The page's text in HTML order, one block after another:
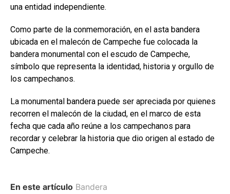
una entidad independiente.
Como parte de la conmemoración, en el asta bandera
ubicada en el malecón de Campeche fue colocada la
bandera monumental con el escudo de Campeche,
símbolo que representa la identidad, historia y orgullo de
los campechanos.
La monumental bandera puede ser apreciada por quienes
recorren el malecón de la ciudad, en el marco de esta
fecha que cada año reúne a los campechanos para
recordar y celebrar la historia que dio origen al estado de
Campeche.
En este artículo Bandera